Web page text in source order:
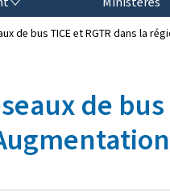
de bus TICE et RGTR dans la
de